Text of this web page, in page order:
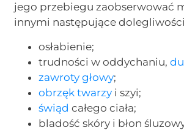
jego przebiegu zaobserwować
innymi następujące
osłabienie;
trudności w oddychaniu,
zawroty głowy;
obrzęk twarzy i szyi;
świąd całego ciała;
bladość skóry i błon